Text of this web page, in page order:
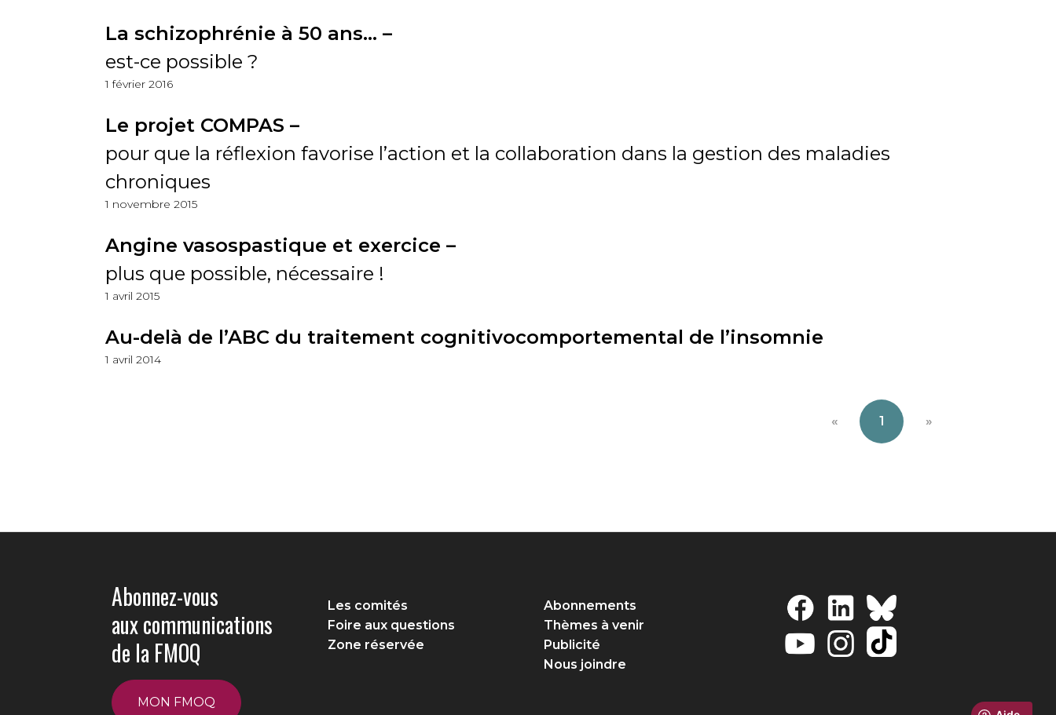
La schizophrénie à 50 ans… –
est-ce possible ?
1 février 2016
Le projet COMPAS –
pour que la réflexion favorise l’action et la collaboration dans la gestion des maladies
chroniques
1 novembre 2015
Angine vasospastique et exercice –
plus que possible, nécessaire !
1 avril 2015
Au-delà de l’ABC du traitement cognitivocomportemental de l’insomnie
1 avril 2014
« 1 »
Abonnez-vous
aux communications
de la FMOQ
MON FMOQ
Les comités
Foire aux questions
Zone réservée
Abonnements
Thèmes à venir
Publicité
Nous joindre